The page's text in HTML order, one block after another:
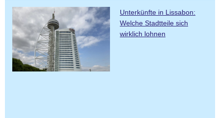
Unterkünfte in Lissabon:
Welche Stadtteile sich
wirklich lohnen